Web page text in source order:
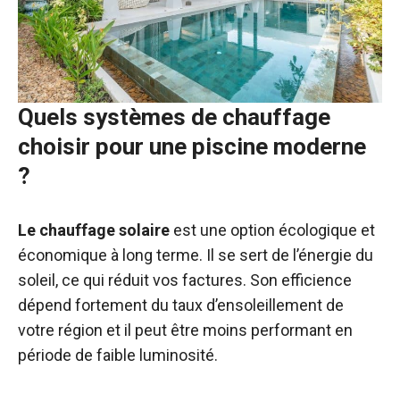
Quels systèmes de chauffage
choisir pour une piscine moderne
?
Le chauffage solaire est une option écologique et
économique à long terme. Il se sert de l’énergie du
soleil, ce qui réduit vos factures. Son efficience
dépend fortement du taux d’ensoleillement de
votre région et il peut être moins performant en
période de faible luminosité.